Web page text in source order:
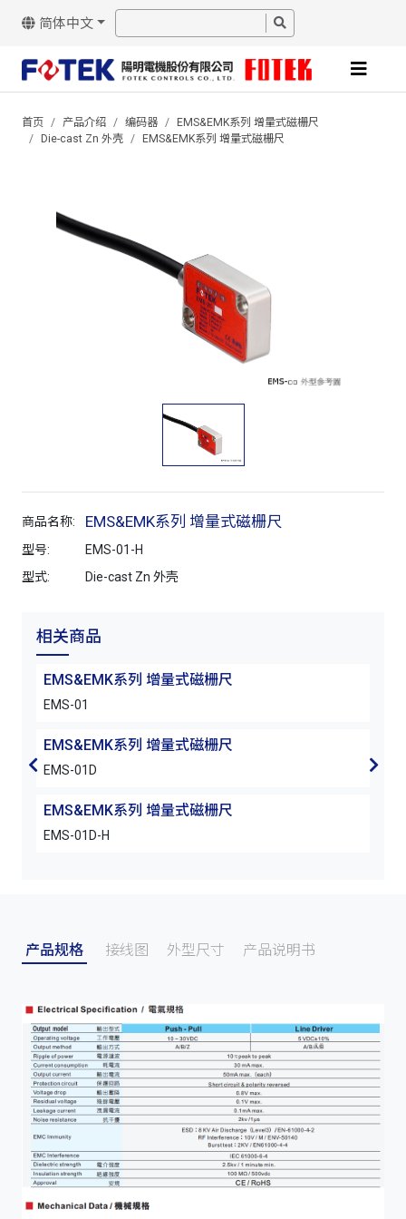
简体中文
首页 产品介绍 编码器
EMS&EMK系列 增量式磁栅尺
Die-cast Zn 外壳
EMS&EMK系列 增量式磁栅尺
商品名称: EMS&EMK系列 增量式磁栅尺
型号:
EMS-01-H
型式:
Die-cast Zn 外壳
相关商品
EMS&EMK系列 增量式磁栅尺
EMS-01
EMS&EMK系列 增量式磁栅尺
EMS-01D
EMS&EMK系列 增量式磁栅尺
EMS-01D-H
产品规格 接线图 外型尺寸 产品说明书